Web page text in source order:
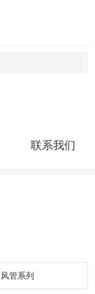
联系我们
风管系列